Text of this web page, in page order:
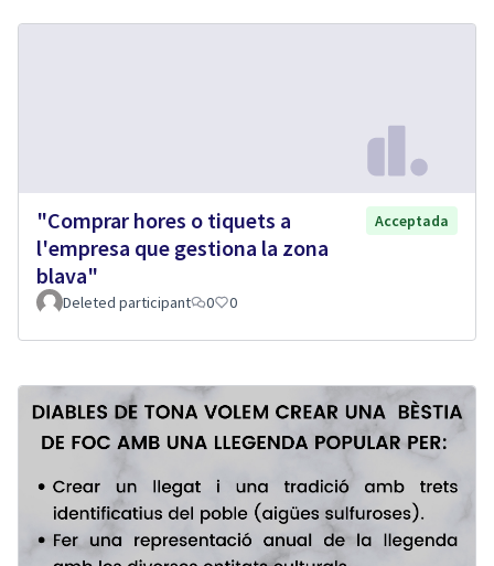
"Comprar hores o tiquets a
l'empresa que gestiona la zona
blava"
Acceptada
Deleted participant 0 0